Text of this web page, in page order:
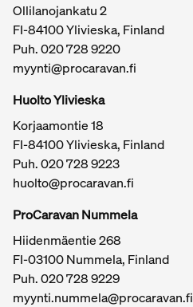
Ollilanojankatu 2
FI-84100 Ylivieska, Finland
Puh.020 728 9220
myynti@procaravan.fi
Huolto Ylivieska
Korjaamontie 18
FI-84100 Ylivieska, Finland
Puh.020 728 9223
huolto@procaravan.fi
ProCaravan Nummela
Hiidenmäentie 268
FI-03100 Nummela, Finland
Puh.020 728 9229
myynti.nummela@procaravan.fi